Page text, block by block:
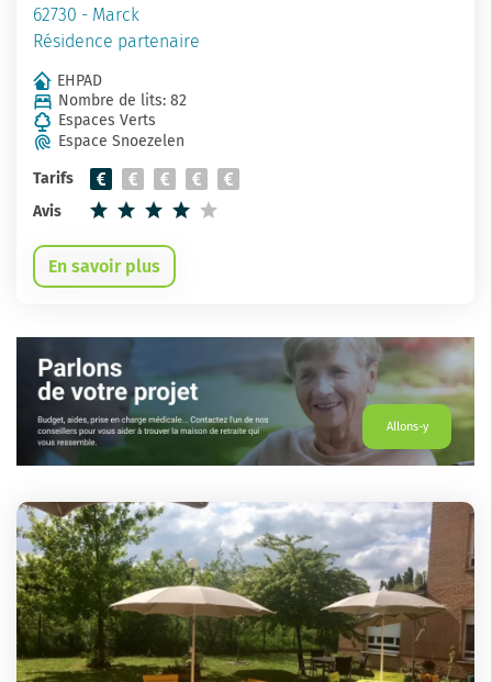
62730 - Marck
Résidence partenaire
EHPAD
Nombre de lits: 82
Espaces Verts
Espace Snoezelen
Tarifs
Avis
En savoir plus
Allons-y